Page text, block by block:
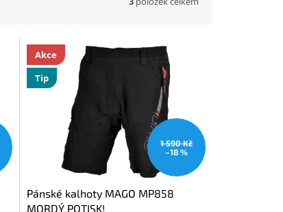
Akce
Tip
1 590 Kč
–18 %
Pánské kalhoty MAGO MP858
MORDÝ POTISK!